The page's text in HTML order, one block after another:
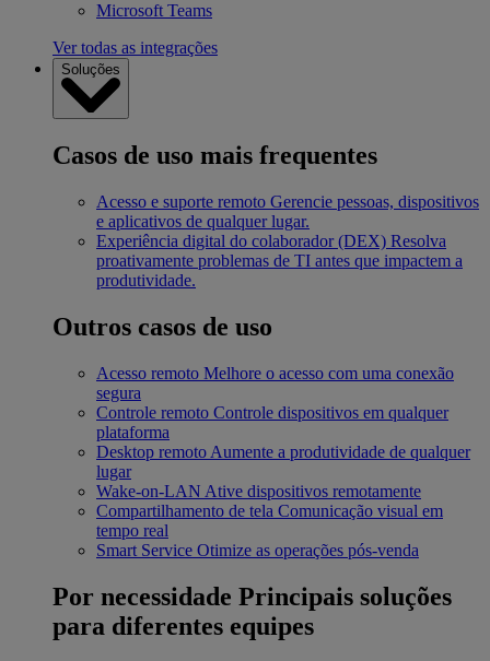
Microsoft Teams
Ver todas as integrações
Soluções
Casos de uso mais frequentes
Acesso e suporte remoto Gerencie pessoas, dispositivos
e aplicativos de qualquer lugar.
Experiência digital do colaborador (DEX) Resolva
proativamente problemas de TI antes que impactem a
produtividade.
Outros casos de uso
Acesso remoto Melhore o acesso com uma conexão
segura
Controle remoto Controle dispositivos em qualquer
plataforma
Desktop remoto Aumente a produtividade de qualquer
lugar
Wake-on-LAN Ative dispositivos remotamente
Compartilhamento de tela Comunicação visual em
tempo real
Smart Service Otimize as operações pós-venda
Por necessidade Principais soluções
para diferentes equipes